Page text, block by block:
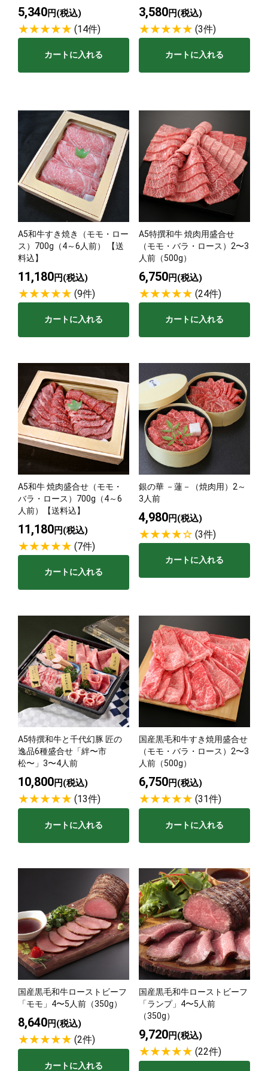
5,340円(税込)
(14件)
カートに入れる
3,580円(税込)
(3件)
カートに入れる
A5和牛すき焼き（モモ・ロー
ス）700g（4～6人前） 【送
料込】
11,180円(税込)
(9件)
カートに入れる
A5特撰和牛 焼肉用盛合せ
（モモ・バラ・ロース）2〜3
人前（500g）
6,750円(税込)
(24件)
カートに入れる
A5和牛 焼肉盛合せ（モモ・
バラ・ロース）700g（4～6
人前）【送料込】
11,180円(税込)
(7件)
カートに入れる
銀の華 －蓮－（焼肉用）2～
3人前
4,980円(税込)
(3件)
カートに入れる
A5特撰和牛と千代幻豚 匠の
逸品6種盛合せ「絆〜市
松〜」3〜4人前
10,800円(税込)
(13件)
カートに入れる
国産黒毛和牛すき焼用盛合せ
（モモ・バラ・ロース）2〜3
人前（500g）
6,750円(税込)
(31件)
カートに入れる
国産黒毛和牛ローストビーフ
「モモ」4〜5人前（350g）
8,640円(税込)
(2件)
カートに入れる
国産黒毛和牛ローストビーフ
「ランプ」4〜5人前
（350g）
9,720円(税込)
(22件)